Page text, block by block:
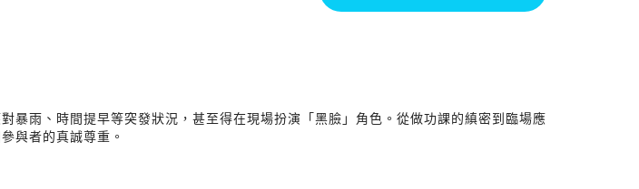
雨、時間提早等突發狀況，甚至得在現場扮演「黑臉」角色。從做功課的縝密到臨場應
與者的真誠尊重。